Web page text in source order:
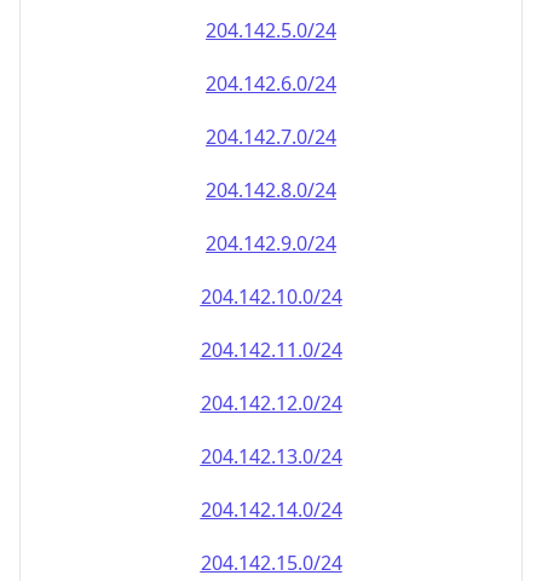
204.142.5.0/24
204.142.6.0/24
204.142.7.0/24
204.142.8.0/24
204.142.9.0/24
204.142.10.0/24
204.142.11.0/24
204.142.12.0/24
204.142.13.0/24
204.142.14.0/24
204.142.15.0/24